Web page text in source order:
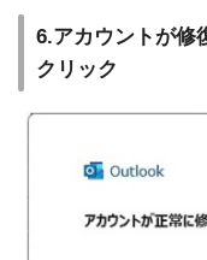
送信（SMTP）サ
6.アカウントが修
クリック